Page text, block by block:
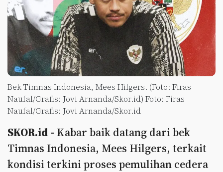
Bek Timnas Indonesia, Mees Hilgers. (Foto: Firas
Naufal/Grafis: Jovi Arnanda/Skor.id) Foto: Firas
Naufal/Grafis: Jovi Arnanda/Skor.id
SKOR.id - Kabar baik datang dari bek
Timnas Indonesia, Mees Hilgers, terkait
kondisi terkini proses pemulihan cedera